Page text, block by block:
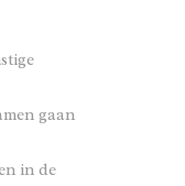
gaan
in de